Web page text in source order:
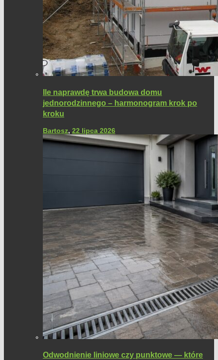
Ile naprawdę trwa budowa domu
jednorodzinnego – harmonogram krok po
kroku
Bartosz, 22 lipca 2026
Odwodnienie liniowe czy punktowe — które